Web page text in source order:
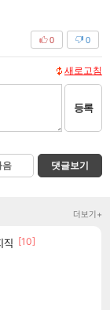
0
0
새로고침
등록
음 댓글보기
더보기+
직 [10]